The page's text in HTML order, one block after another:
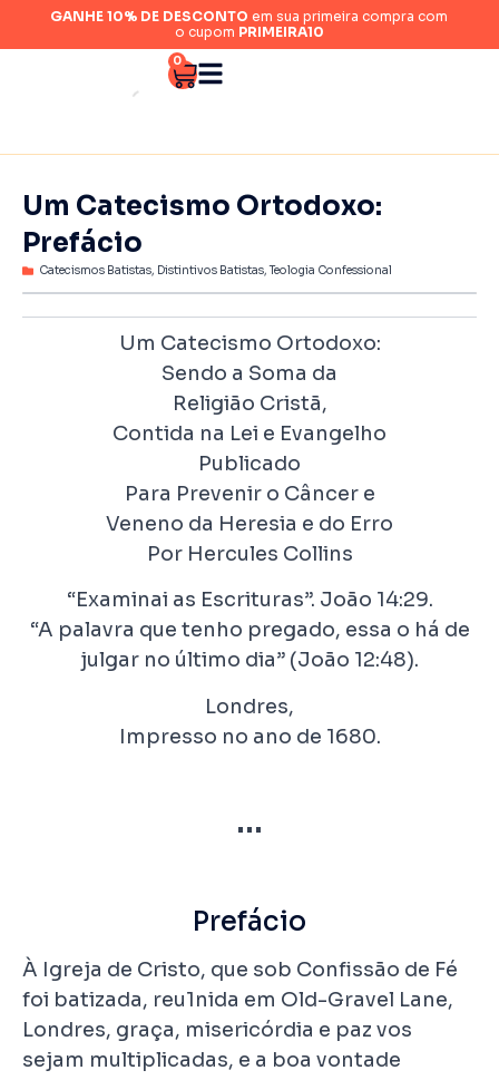
GANHE 10% DE DESCONTO em sua primeira compra com
o cupom PRIMEIRA10
0
Um Catecismo Ortodoxo:
Prefácio
Catecismos Batistas, Distintivos Batistas,Teologia Confessional
Um Catecismo Ortodoxo:
Sendo a Soma da
Religião Cristã,
Contida na Lei e Evangelho
Publicado
Para Prevenir o Câncer e
Veneno da Heresia e do Erro
Por Hercules Collins
“Examinai as Escrituras”. João 14:29.
“A palavra que tenho pregado, essa o há de
julgar no último dia” (João 12:48).
Londres,
Impresso no ano de 1680.
•••
Prefácio
À Igreja de Cristo, que sob Confissão de Fé
foi batizada, reu1nida em Old-Gravel Lane,
Londres, graça, misericórdia e paz vos
sejam multiplicadas, e a boa vontade